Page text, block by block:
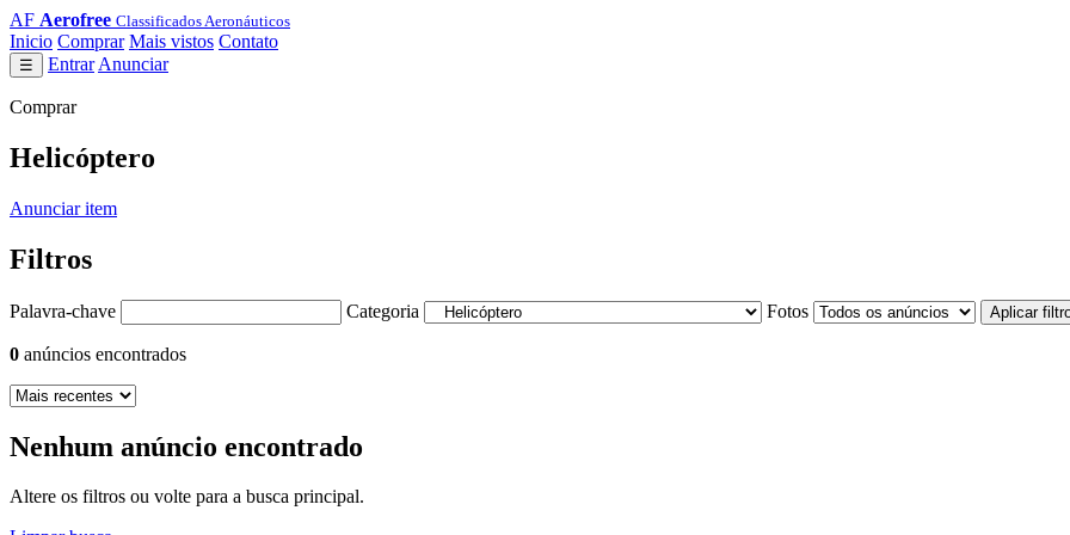
AF Aerofree Classificados Aeronáuticos
Inicio Comprar Mais vistos Contato
☰ Entrar Anunciar
Comprar
Helicóptero
Anunciar item
Filtros
Palavra-chave Categoria Fotos Aplicar
0 anúncios encontrados
Nenhum anúncio encontrado
Altere os filtros ou volte para a busca principal.